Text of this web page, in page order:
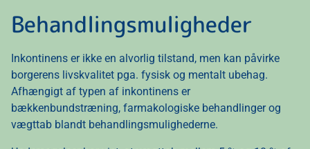
Behandlingsmuligheder
Inkontinens er ikke en alvorlig tilstand, men kan påvirke
borgerens livskvalitet pga. fysisk og mentalt ubehag.
Afhængigt af typen af inkontinens er
bækkenbundstræning, farmakologiske behandlinger og
vægttab blandt behandlingsmulighederne.